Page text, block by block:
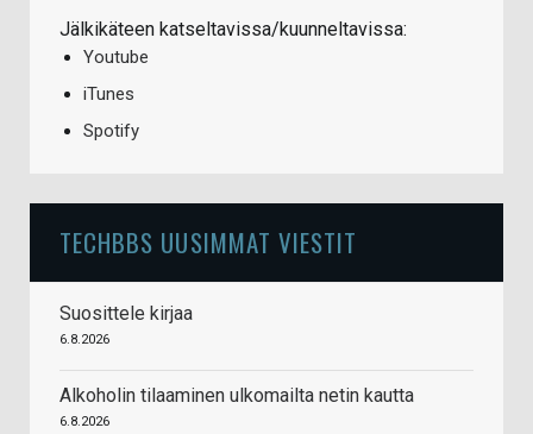
Jälkikäteen katseltavissa/kuunneltavissa:
Youtube
iTunes
Spotify
TECHBBS UUSIMMAT VIESTIT
Suosittele kirjaa
6.8.2026
Alkoholin tilaaminen ulkomailta netin kautta
6.8.2026